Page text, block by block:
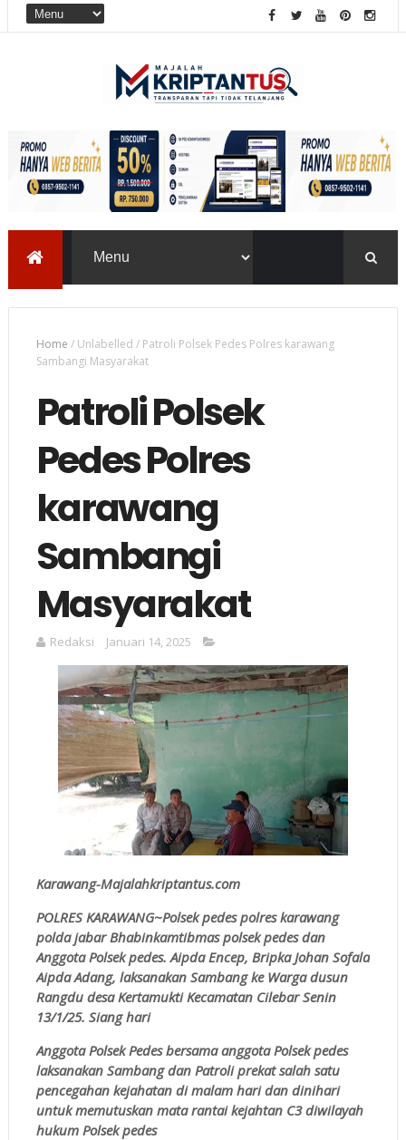
Home /Unlabelled / Patroli Polsek Pedes Polres karawang
Sambangi Masyarakat
Patroli Polsek
Pedes Polres
karawang
Sambangi
Masyarakat
Redaksi Januari 14, 2025
Karawang-Majalahkriptantus.com
POLRES KARAWANG~Polsek pedes polres karawang
polda jabar Bhabinkamtibmas polsek pedes dan
Anggota Polsek pedes. Aipda Encep, Bripka Johan Sofala
Aipda Adang, laksanakan Sambang ke Warga dusun
Rangdu desa Kertamukti Kecamatan Cilebar Senin
13/1/25. Siang hari
Anggota Polsek Pedes bersama anggota Polsek pedes
laksanakan Sambang dan Patroli prekat salah satu
pencegahan kejahatan di malam hari dan dinihari
untuk memutuskan mata rantai kejahtan C3 diwilayah
hukum Polsek pedes